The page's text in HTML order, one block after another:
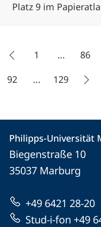
Platz 9 im
1 ... 86
92
... 129
Kontakt
und
Informationen
zur
Website
Philipps-
Universität
Marburg
Philipps-Universität
Biegenstraße 10
35037 Marburg
+49 6421 28-20
Stud-i-fon +49